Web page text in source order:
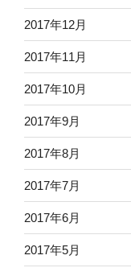
2017年12月
2017年11月
2017年10月
2017年9月
2017年8月
2017年7月
2017年6月
2017年5月